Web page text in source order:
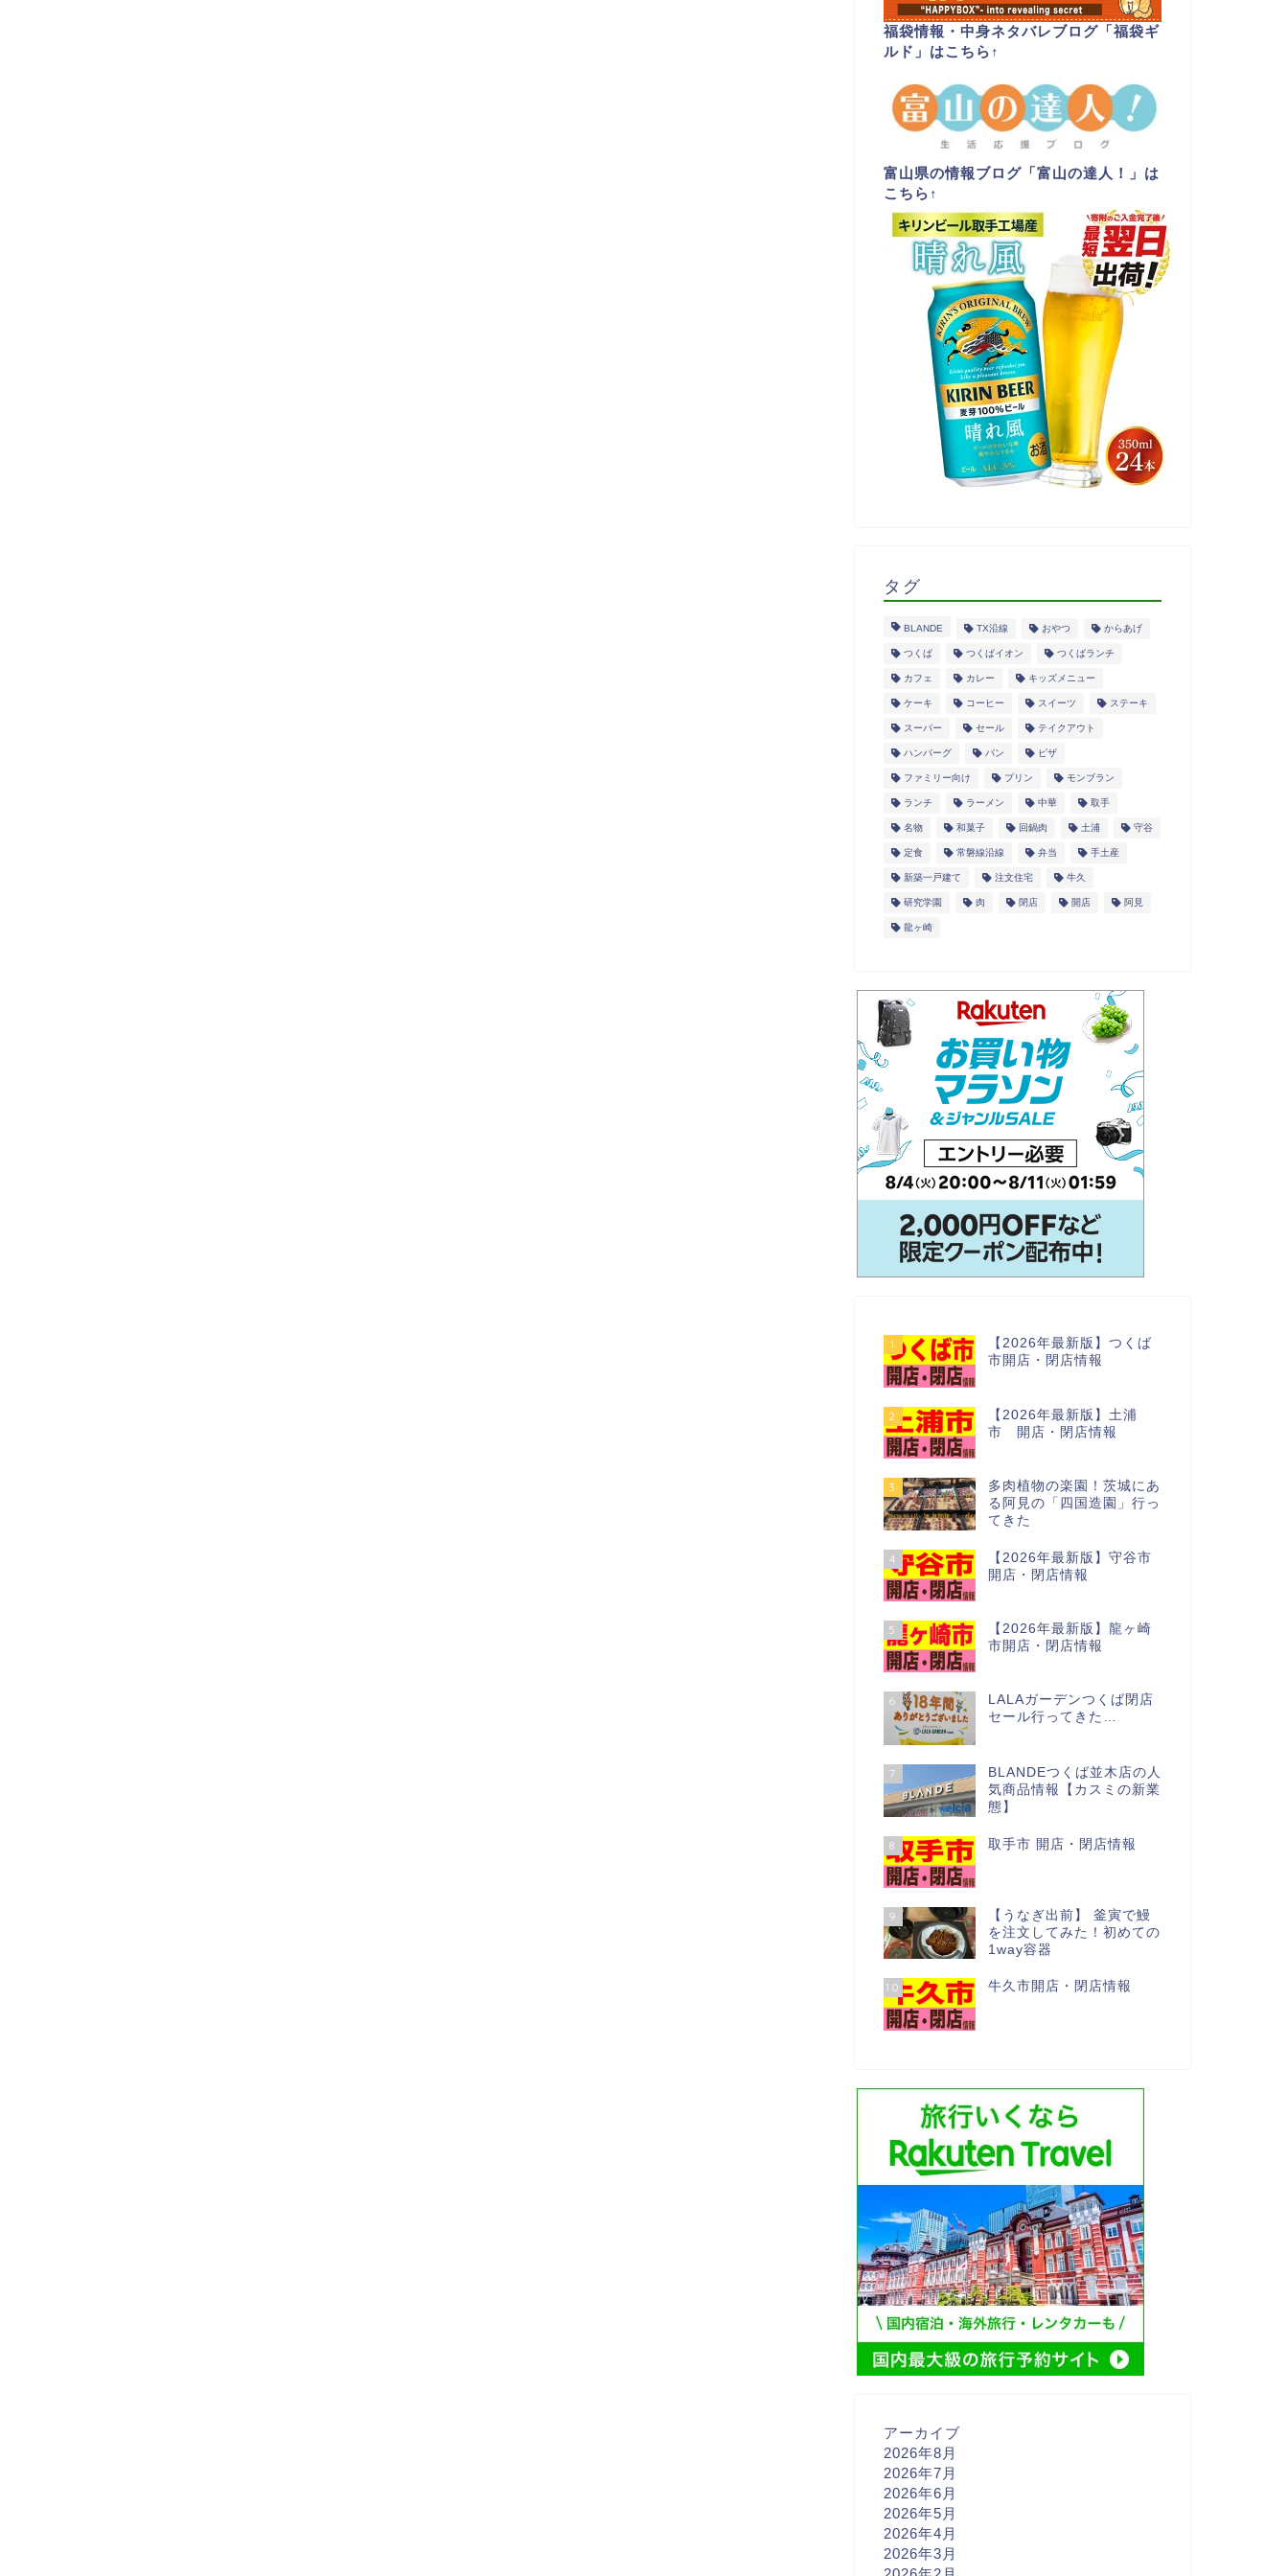
福袋情報・中身ネタバレブログ「福袋ギ
ルド」はこちら ↑
富山県の情報ブログ「富山の達人！」は
こちら ↑
タグ
BLANDE TX沿線 おやつ からあげ
つくば つくばイオン つくばランチ
カフェ カレー キッズメニュー
ケーキ コーヒー スイーツ ステーキ
スーパー セール テイクアウト
ハンバーグ パン ピザ
ファミリー向け プリン モンブラン
ランチ ラーメン 中華 取手
名物 和菓子 回鍋肉 土浦 守谷
定食 常磐線沿線 弁当 手土産
新築一戸建て 注文住宅 牛久
研究学園 肉 閉店 開店 阿見
龍ヶ崎
1
【2026年最新版】つくば
市開店・閉店情報
2
【2026年最新版】土浦
市 開店・閉店情報
3
多肉植物の楽園！茨城にあ
る阿見の「四国造園」行っ
てきた
4
【2026年最新版】守谷市
開店・閉店情報
5
【2026年最新版】龍ヶ崎
市開店・閉店情報
6
LALAガーデンつくば閉店
セール行ってきた…
7
BLANDEつくば並木店の人
気商品情報【カスミの新業
態】
8 取手市 開店・閉店情報
9
【うなぎ出前】 釜寅で鰻
を注文してみた！初めての
1way容器
10 牛久市開店・閉店情報
アーカイブ
2026年8月
2026年7月
2026年6月
2026年5月
2026年4月
2026年3月